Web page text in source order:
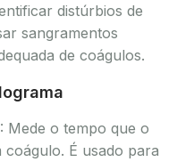
distúrbios de
sangramentos
de coágulos.
Mede o tempo que o
É usado para